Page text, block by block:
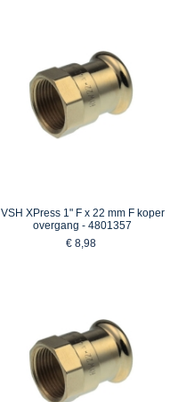
VSH XPress 1" F x 22 mm F koper
overgang - 4801357
€ 8,98